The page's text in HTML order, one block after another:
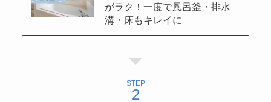
がラク！一度で風呂釜・排水
溝・床もキレイに
STEP